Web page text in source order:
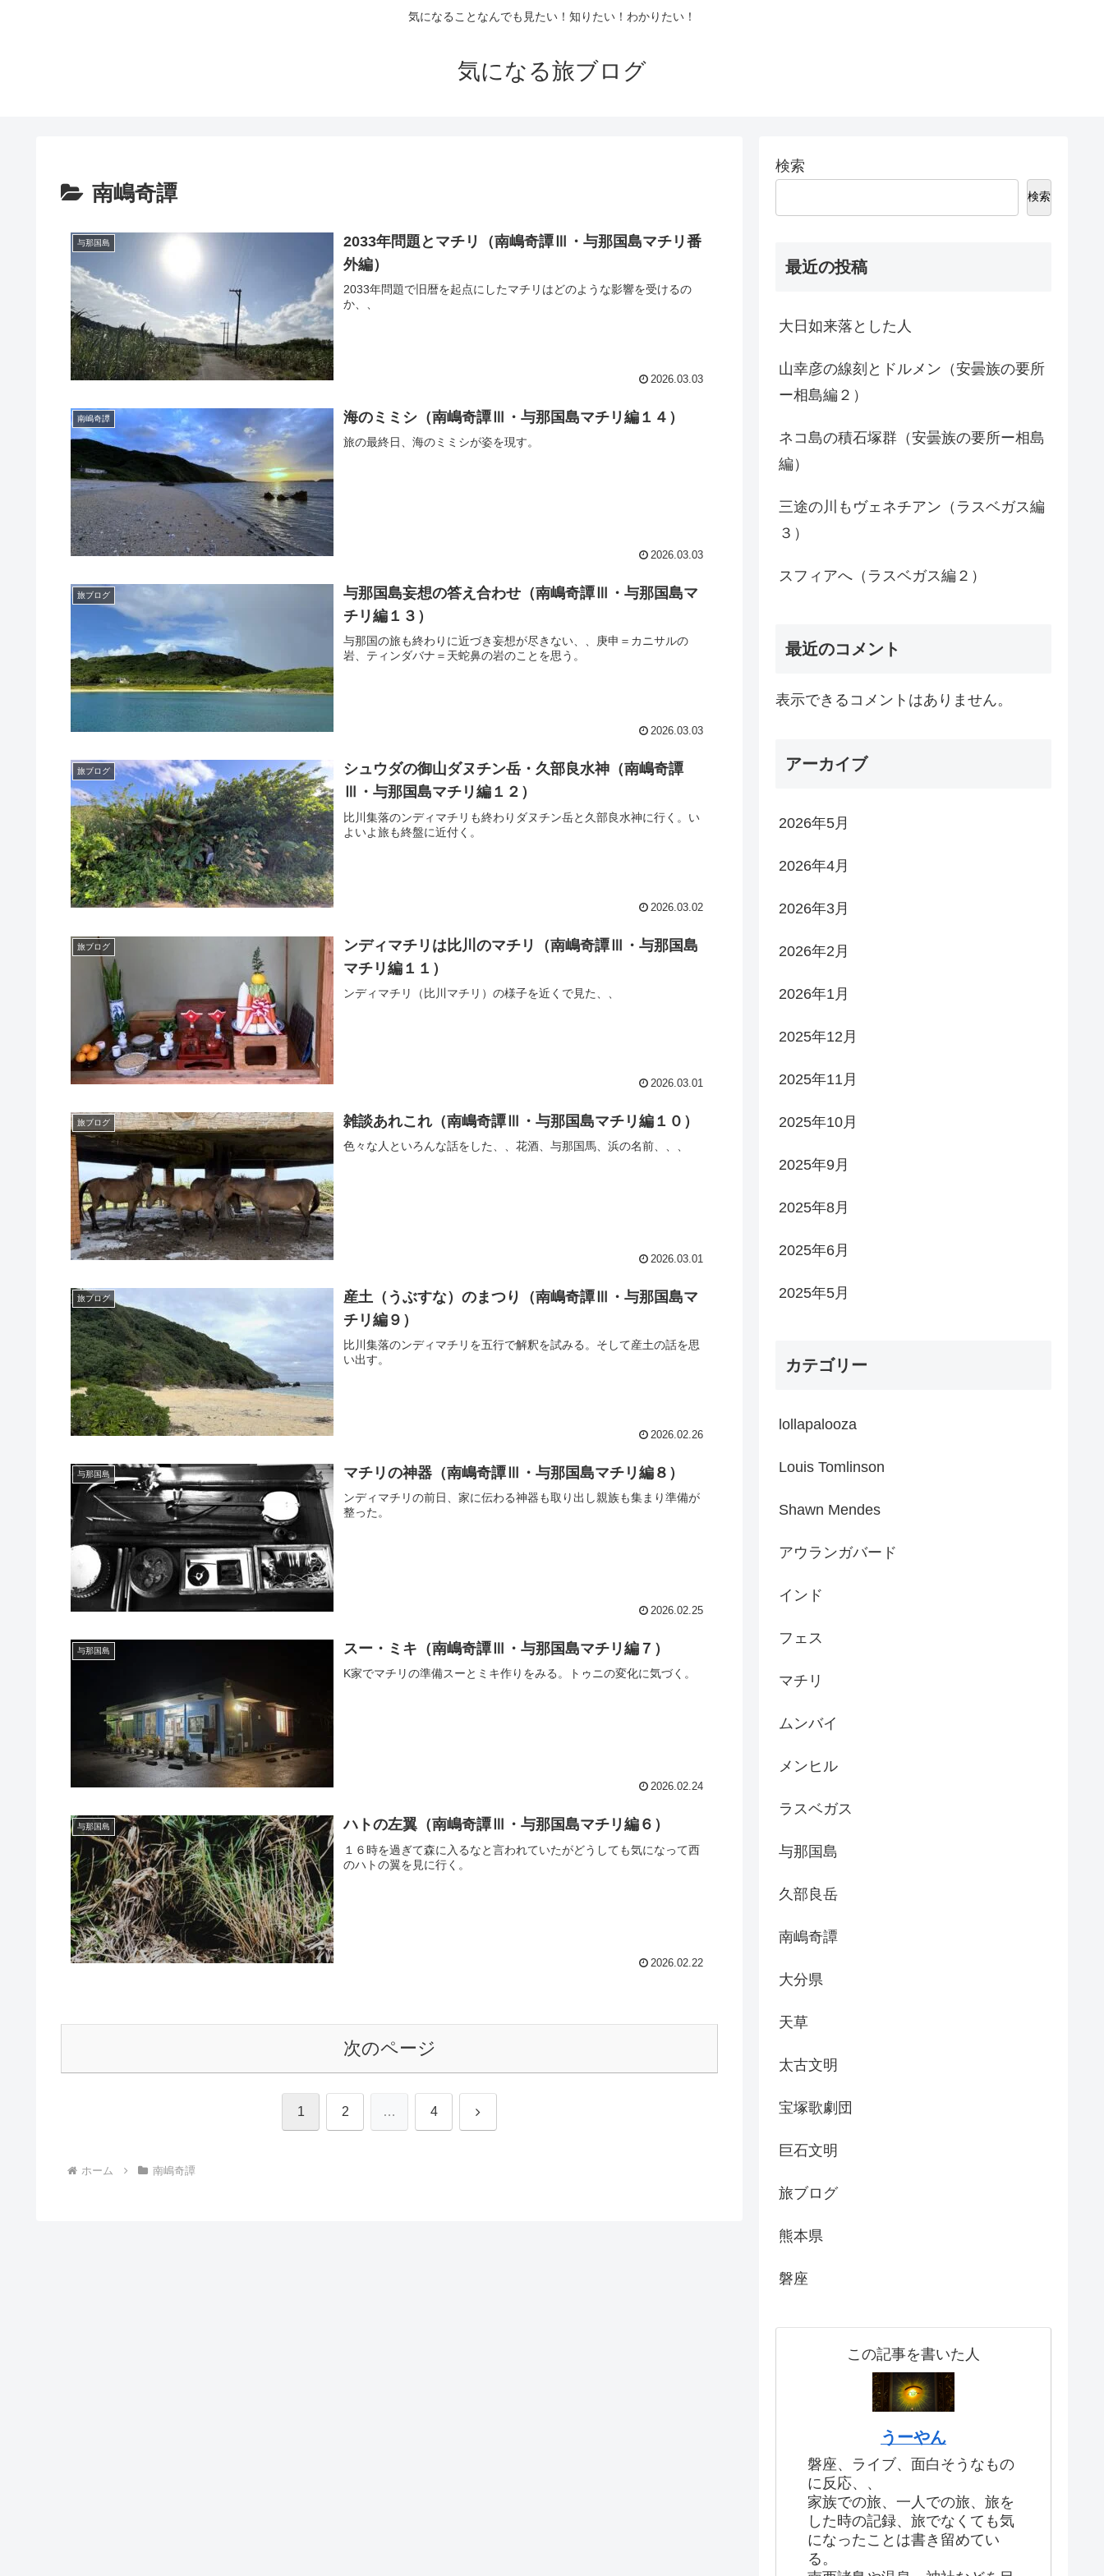
気になることなんでも見たい！知りたい！わかりたい！
気になる旅ブログ
南嶋奇譚
与那国島
2033年問題とマチリ（南嶋奇譚Ⅲ・与那国島マチリ番
外編）
2033年問題で旧暦を起点にしたマチリはどのような影響を受けるの
か、、
2026.03.03
南嶋奇譚 海のミミシ（南嶋奇譚Ⅲ・与那国島マチリ編１４）
旅の最終日、海のミミシが姿を現す。
2026.03.03
旅ブログ
与那国島妄想の答え合わせ（南嶋奇譚Ⅲ・与那国島マ
チリ編１３）
与那国の旅も終わりに近づき妄想が尽きない、、庚申＝カニサルの
岩、ティンダバナ＝天蛇鼻の岩のことを思う。
2026.03.03
旅ブログ
シュウダの御山ダヌチン岳・久部良水神（南嶋奇譚
Ⅲ・与那国島マチリ編１２）
比川集落のンディマチリも終わりダヌチン岳と久部良水神に行く。い
よいよ旅も終盤に近付く。
2026.03.02
旅ブログ
ンディマチリは比川のマチリ（南嶋奇譚Ⅲ・与那国島
マチリ編１１）
ンディマチリ（比川マチリ）の様子を近くで見た、、
2026.03.01
旅ブログ 雑談あれこれ（南嶋奇譚Ⅲ・与那国島マチリ編１０）
色々な人といろんな話をした、、花酒、与那国馬、浜の名前、、、
2026.03.01
旅ブログ
産土（うぶすな）のまつり（南嶋奇譚Ⅲ・与那国島マ
チリ編９）
比川集落のンディマチリを五行で解釈を試みる。そして産土の話を思
い出す。
2026.02.26
与那国島 マチリの神器（南嶋奇譚Ⅲ・与那国島マチリ編８）
ンディマチリの前日、家に伝わる神器も取り出し親族も集まり準備が
整った。
2026.02.25
与那国島 スー・ミキ（南嶋奇譚Ⅲ・与那国島マチリ編７）
K家でマチリの準備スーとミキ作りをみる。トゥニの変化に気づく。
2026.02.24
与那国島 ハトの左翼（南嶋奇譚Ⅲ・与那国島マチリ編６）
１６時を過ぎて森に入るなと言われていたがどうしても気になって西
のハトの翼を見に行く。
2026.02.22
次のページ
1 2 … 4 次
ホーム 南嶋奇譚
検索
検索
最近の投稿
大日如来落とした人
山幸彦の線刻とドルメン（安曇族の要所
ー相島編２）
ネコ島の積石塚群（安曇族の要所ー相島
編）
三途の川もヴェネチアン（ラスベガス編
３）
スフィアへ（ラスベガス編２）
最近のコメント
表示できるコメントはありません。
アーカイブ
2026年5月
2026年4月
2026年3月
2026年2月
2026年1月
2025年12月
2025年11月
2025年10月
2025年9月
2025年8月
2025年6月
2025年5月
カテゴリー
lollapalooza
Louis Tomlinson
Shawn Mendes
アウランガバード
インド
フェス
マチリ
ムンバイ
メンヒル
ラスベガス
与那国島
久部良岳
南嶋奇譚
大分県
天草
太古文明
宝塚歌劇団
巨石文明
旅ブログ
熊本県
磐座
この記事を書いた人
うーやん
磐座、ライブ、面白そうなもの
に反応、、
家族での旅、一人での旅、旅を
した時の記録、旅でなくても気
になったことは書き留めてい
る。